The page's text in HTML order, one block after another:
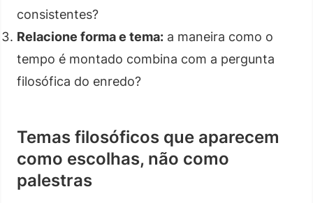
consistentes?
Relacione forma e tema: a maneira como o
tempo é montado combina com a pergunta
filosófica do enredo?
Temas filosóficos que aparecem
como escolhas, não como
palestras